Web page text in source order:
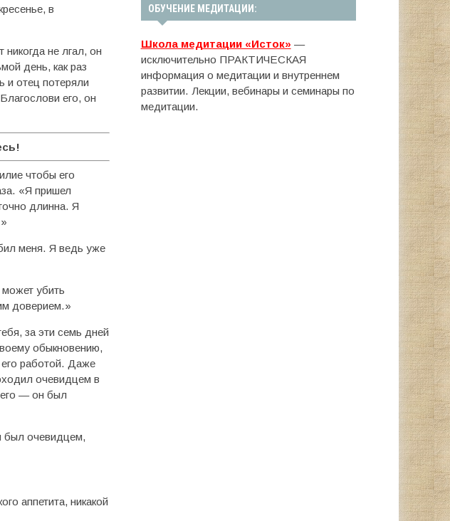
в
не лгал, он
день, как раз
и отец потеряли
его, он
чтобы его
«Я пришел
длинна. Я
меня. Я ведь уже
убить
доверием.»
за эти семь дней
обыкновению,
работой. Даже
очевидцем в
— он был
был очевидцем,
аппетита, никакой
ОБУЧЕНИЕ МЕДИТАЦИИ:
Школа медитации «Исток» —
исключительно ПРАКТИЧЕСКАЯ
информация о медитации и внутреннем
развитии. Лекции, вебинары и семинары по
медитации.